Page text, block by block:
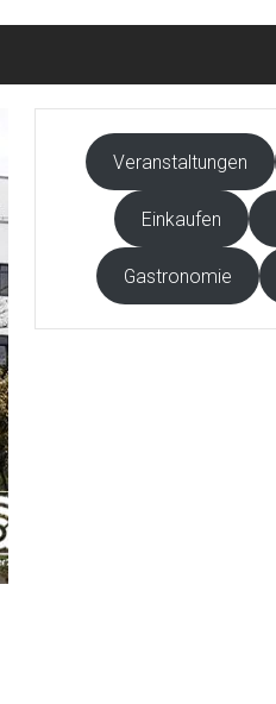
Veranstaltungen
Einkaufen
Gastronomie